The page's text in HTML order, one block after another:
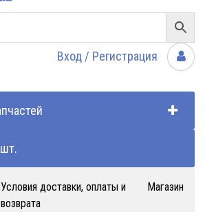
Вход / Регистрация
Условия доставки, оплаты и
возврата
Магазин